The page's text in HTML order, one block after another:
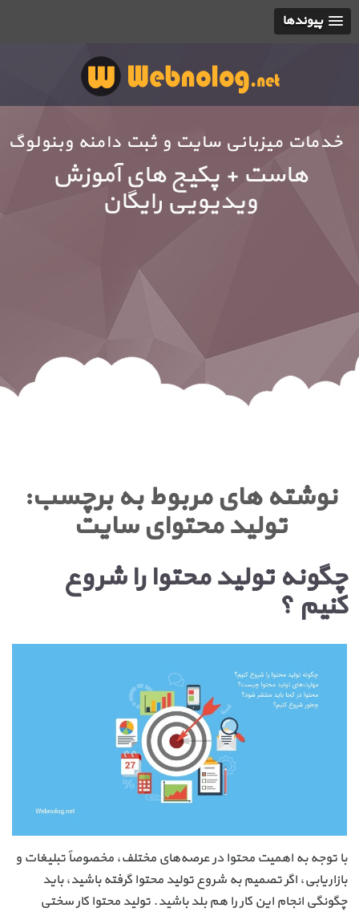
پیوندها
خدمات میزبانی سایت و ثبت دامنه وبنولوگ
هاست + پکیج های آموزش
ویدیویی رایگان
نوشته های مربوط به برچسب:
تولید محتوای سایت
چگونه تولید محتوا را شروع
کنیم ؟
با توجه به اهمیت محتوا در عرصه‌های مختلف، مخصوصاً تبلیغات و
بازاریابی، اگر تصمیم به شروع تولید محتوا گرفته باشید، باید
چگونگی انجام این کار را هم بلد باشید. تولید محتوا کار سختی